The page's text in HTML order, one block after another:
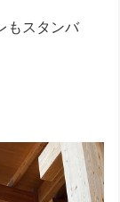
もスタンバ